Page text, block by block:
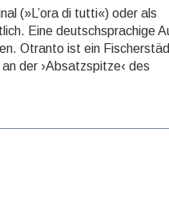
(»L’ora di tutti«) oder als
Eine deutschsprachige
Otranto ist ein
der ›Ab­satz­spitze‹ des